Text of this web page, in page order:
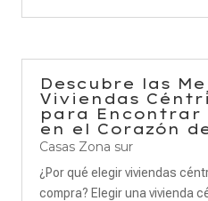
Descubre las
Viviendas
para Encontrar
en el Corazón
Casas Zona sur
¿Por qué elegir viviendas
compra? Elegir una vivienda